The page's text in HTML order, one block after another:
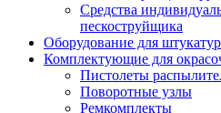
Средства
пескоструйщика
Оборудование для
Комплектующие для
Пистолеты
Поворотные узлы
Ремкомплекты